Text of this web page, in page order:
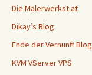
Die Malerwerkst.at
Dikay’s Blog
Ende der Vernunft Blog
KVM VServer VPS